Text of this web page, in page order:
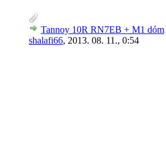
Tannoy 10R RN7EB + M1 dóm
shalafi66, 2013. 08. 11., 0:54